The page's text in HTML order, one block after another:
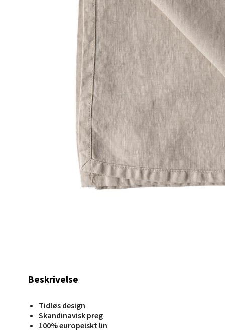
Beskrivelse
Tidløs design
Skandinavisk preg
100% europeiskt lin
Åpent
0 i
Åpent
0 i